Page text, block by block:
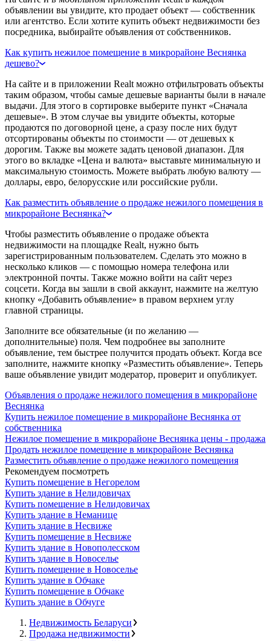
объявлении вы увидите, кто продает объект — собственник
или агентство. Если хотите купить объект недвижимости без
посредника, выбирайте объявления от собственников.
Как купить нежилое помещение в микрорайоне Веснянка
дешево?
На сайте и в приложении Realt можно отфильтровать объекты
таким образом, чтобы самые дешевые варианты были в начале
выдачи. Для этого в сортировке выберите пункт «Сначала
дешевые». В этом случае вы увидите объекты, которые
продаются по договорной цене, а сразу после них будут
отсортированы объекты по стоимости — от дешевых к
дорогим. Также вы можете задать ценовой диапазон. Для
этого во вкладке «Цена и валюта» выставьте минимальную и
максимальную стоимость. Можете выбрать любую валюту —
доллары, евро, белорусские или российские рубли.
Как разместить объявление о продаже нежилого помещения в
микрорайоне Веснянка?
Чтобы разместить объявление о продаже объекта
недвижимости на площадке Realt, нужно быть
зарегистрированным пользователем. Сделать это можно в
несколько кликов — с помощью номера телефона или
электронной почты. Также можно войти на сайт через
соцсети. Когда вы зашли в свой аккаунт, нажмите на желтую
кнопку «Добавить объявление» в правом верхнем углу
главной страницы.
Заполните все обязательные (и по желанию —
дополнительные) поля. Чем подробнее вы заполните
объявление, тем быстрее получится продать объект. Когда все
заполните, нажмите кнопку «Разместить объявление». Теперь
ваше объявление увидит модератор, проверит и опубликует.
Объявления о продаже нежилого помещения в микрорайоне
Веснянка
Купить нежилое помещение в микрорайоне Веснянка от
собственника
Нежилое помещение в микрорайоне Веснянка цены - продажа
Продать нежилое помещение в микрорайоне Веснянка
Разместить объявление о продаже нежилого помещения
Рекомендуем посмотреть
Купить помещение в Негорелом
Купить здание в Нелидовичах
Купить помещение в Нелидовичах
Купить здание в Неманице
Купить здание в Несвиже
Купить помещение в Несвиже
Купить здание в Новополесском
Купить здание в Новоселье
Купить помещение в Новоселье
Купить здание в Обчаке
Купить помещение в Обчаке
Купить здание в Обчуге
Недвижимость Беларуси
Продажа недвижимости